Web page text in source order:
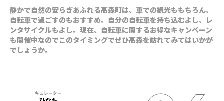
静かで自然の安らぎあふれる高森町は、車での観光ももちろん、
自転車で過ごすのもおすすめ。自分の自転車を持ち込むよし、レ
ンタサイクルもよし。現在、自転車に関するお得なキャンペーン
も開催中なのでこのタイミングでぜひ高森を訪れてみてはいかが
でしょうか。